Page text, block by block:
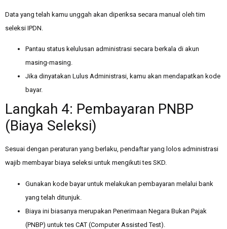
Data yang telah kamu unggah akan diperiksa secara manual oleh tim
seleksi IPDN.
Pantau status kelulusan administrasi secara berkala di akun
masing-masing.
Jika dinyatakan Lulus Administrasi, kamu akan mendapatkan kode
bayar.
Langkah 4: Pembayaran PNBP
(Biaya Seleksi)
Sesuai dengan peraturan yang berlaku, pendaftar yang lolos administrasi
wajib membayar biaya seleksi untuk mengikuti tes SKD.
Gunakan kode bayar untuk melakukan pembayaran melalui bank
yang telah ditunjuk.
Biaya ini biasanya merupakan Penerimaan Negara Bukan Pajak
(PNBP) untuk tes CAT (Computer Assisted Test).